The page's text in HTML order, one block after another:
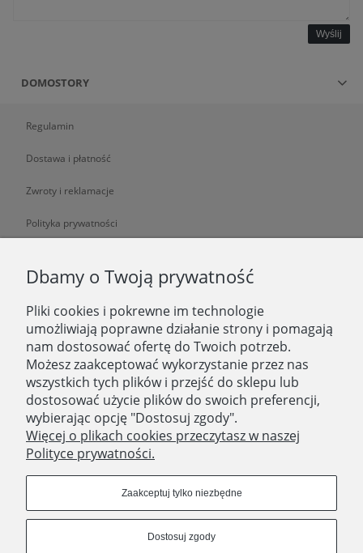
Wyślij
DOMOSTORY
Regulamin
Dostawa i płatność
Zwroty i reklamacje
Polityka prywatności
O NAS
O nas
Zatrudniamy
Blog
Kontakt
SKLEP STACJONARNY
ul. Aleja Legionów 44
Dbamy o Twoją prywatność
Pliki cookies i pokrewne im technologie
umożliwiają poprawne działanie strony i pomagają
nam dostosować ofertę do Twoich potrzeb.
Możesz zaakceptować wykorzystanie przez nas
wszystkich tych plików i przejść do sklepu lub
dostosować użycie plików do swoich preferencji,
wybierając opcję "Dostosuj zgody".
Więcej o plikach cookies przeczytasz w naszej
Polityce prywatności.
Zaakceptuj tylko niezbędne
Dostosuj zgody